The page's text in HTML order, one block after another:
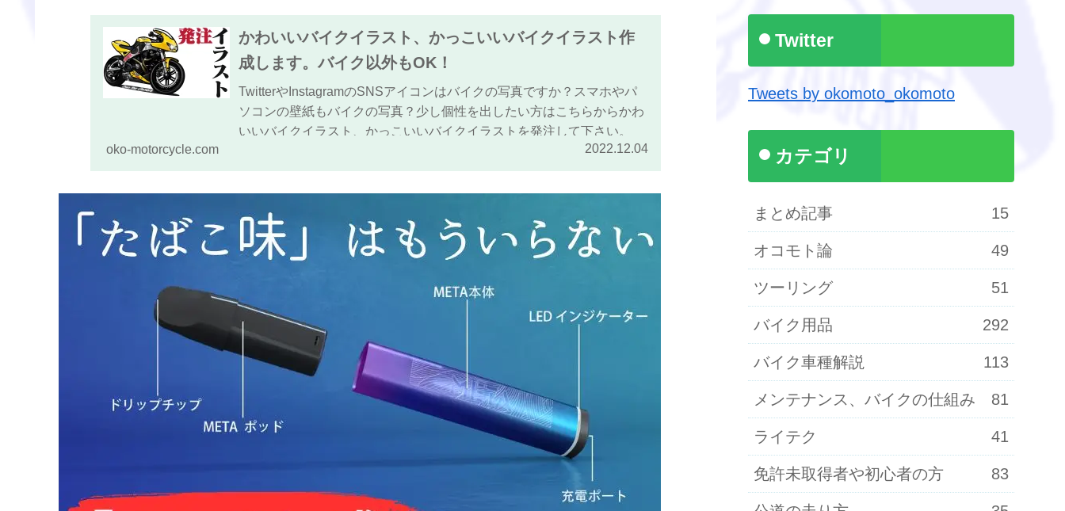
かわいいバイクイラスト、かっこいいバイクイラスト作
成します。バイク以外もOK！
TwitterやInstagramのSNSアイコンはバイクの写真ですか？スマホやパ
ソコンの壁紙もバイクの写真？少し個性を出したい方はこちらからかわ
いいバイクイラスト、かっこいいバイクイラストを発注して下さい。
oko-motorcycle.com
2022.12.04
Twitter
Tweets by okomoto_okomoto
カテゴリ
まとめ記事 15
オコモト論 49
ツーリング 51
バイク用品 292
バイク車種解説 113
メンテナンス、バイクの仕組み 81
ライテク 41
免許未取得者や初心者の方 83